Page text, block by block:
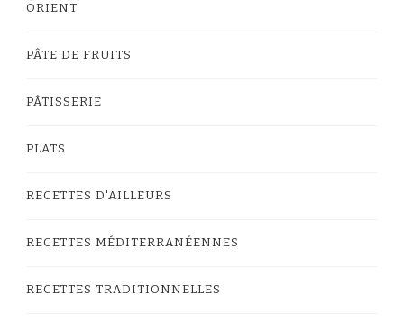
ORIENT
PÂTE DE FRUITS
PÂTISSERIE
PLATS
RECETTES D'AILLEURS
RECETTES MÉDITERRANÉENNES
RECETTES TRADITIONNELLES